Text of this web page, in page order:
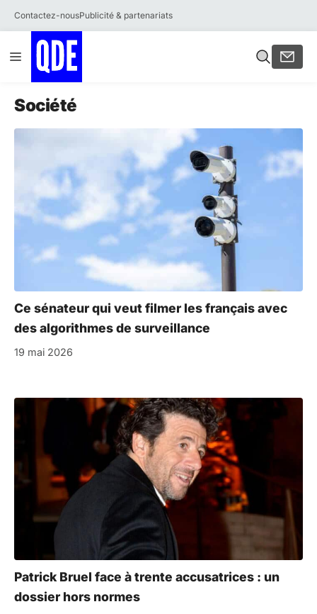
Contactez-nousPublicité & partenariats
au
contenu
Menu
Société
Ce sénateur qui veut filmer les français avec
des algorithmes de surveillance
19 mai 2026
Patrick Bruel face à trente accusatrices : un
dossier hors normes